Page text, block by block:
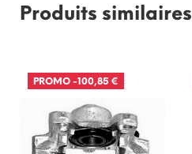
Produits similaires
PROMO -100,85 €